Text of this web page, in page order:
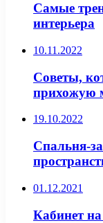
Самые
интерьера
10.11.2022
Советы,
прихожую
19.10.2022
Спальня-
01.12.2021
Кабинет